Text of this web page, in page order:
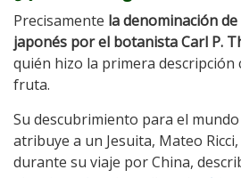
Precisamente la denominación
japonés por el botanista Carl P.
quién hizo la primera descripción
fruta.
Su descubrimiento para el
atribuye a un Jesuita, Mateo
durante su viaje por China,